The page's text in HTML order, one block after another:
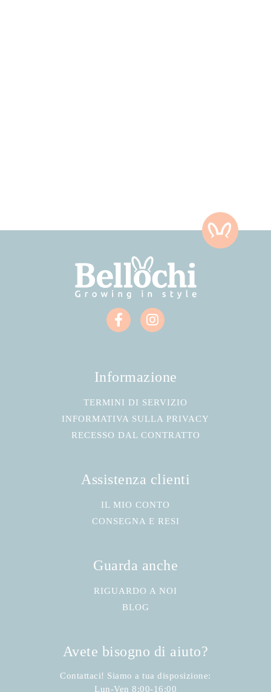
Informazione
TERMINI DI SERVIZIO
INFORMATIVA SULLA PRIVACY
RECESSO DAL CONTRATTO
Assistenza clienti
IL MIO CONTO
CONSEGNA E RESI
Guarda anche
RIGUARDO A NOI
BLOG
Avete bisogno di aiuto?
Contattaci! Siamo a tua disposizione:
Lun-Ven 8:00-16:00